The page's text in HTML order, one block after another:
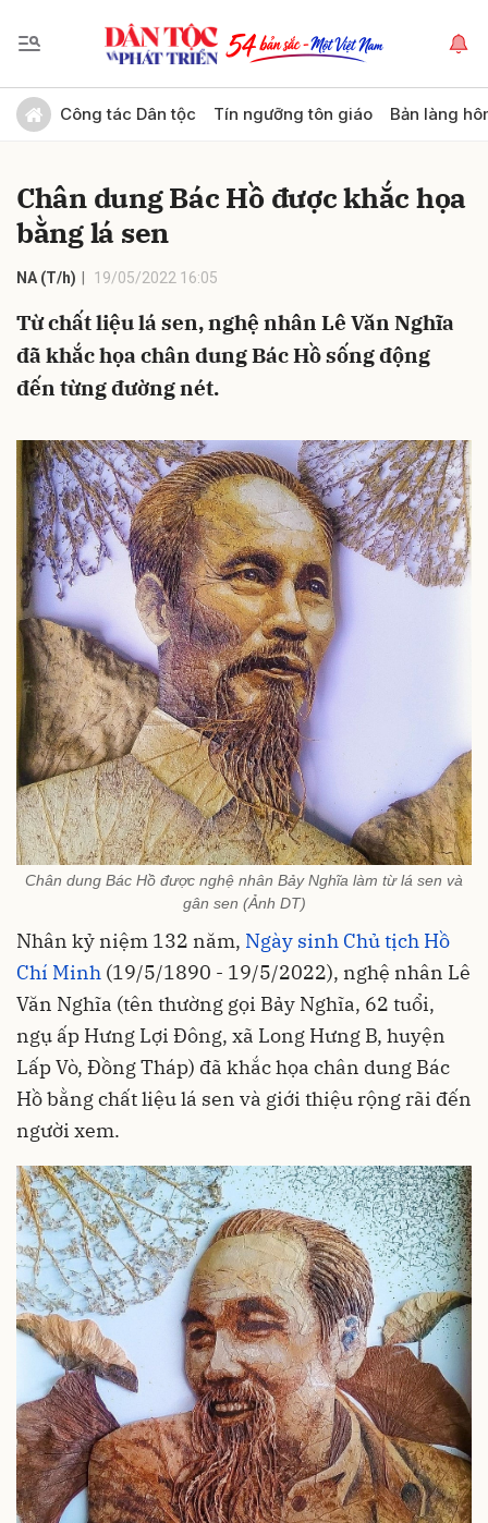
Công tác Dân tộc Tín ngưỡng tôn giáo Bản làng
Chân dung Bác Hồ được khắc họa
bằng lá sen
NA (T/h) 19/05/2022 16:05
Từ chất liệu lá sen, nghệ nhân Lê Văn Nghĩa
đã khắc họa chân dung Bác Hồ sống động
đến từng đường nét.
Chân dung Bác Hồ được nghệ nhân Bảy Nghĩa làm từ lá sen và
gân sen (Ảnh DT)
Nhân kỷ niệm 132 năm, Ngày sinh Chủ tịch Hồ
Chí Minh (19/5/1890 - 19/5/2022), nghệ nhân Lê
Văn Nghĩa (tên thường gọi Bảy Nghĩa, 62 tuổi,
ngụ ấp Hưng Lợi Đông, xã Long Hưng B, huyện
Lấp Vò, Đồng Tháp) đã khắc họa chân dung Bác
Hồ bằng chất liệu lá sen và giới thiệu rộng rãi đến
người xem.
Gửi bình luận
Hủy Gửi